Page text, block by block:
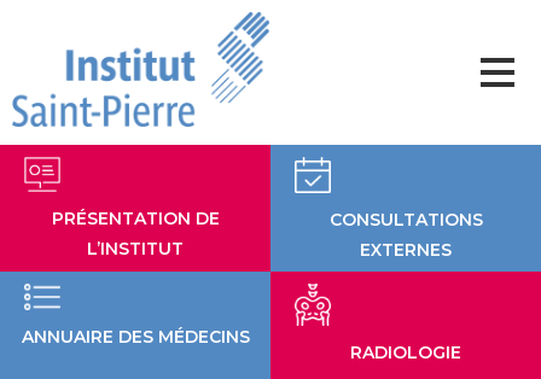
contenu
PRÉSENTATION DE
L’INSTITUT
ANNUAIRE DES MÉDECINS
CONSULTATIONS
EXTERNES
RADIOLOGIE